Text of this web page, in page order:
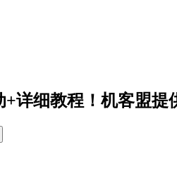
+详细教程！机客盟提